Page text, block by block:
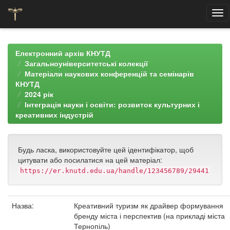
navigationЕлектронний архів КНУТД
Загальноуніверситетські колекції
Матеріали наукових конференцій та семінарів
КНУТД
2024 рік
Інтеграція науки і освіти: розвиток культурних і
креативних індустрій
Будь ласка, використовуйте цей ідентифікатор, щоб
цитувати або посилатися на цей матеріал:
https://er.knutd.edu.ua/handle/123456789/29441
Назва:
Креативний туризм як драйвер формування
бренду міста і перспектив (на прикладі міста
Тернопіль)